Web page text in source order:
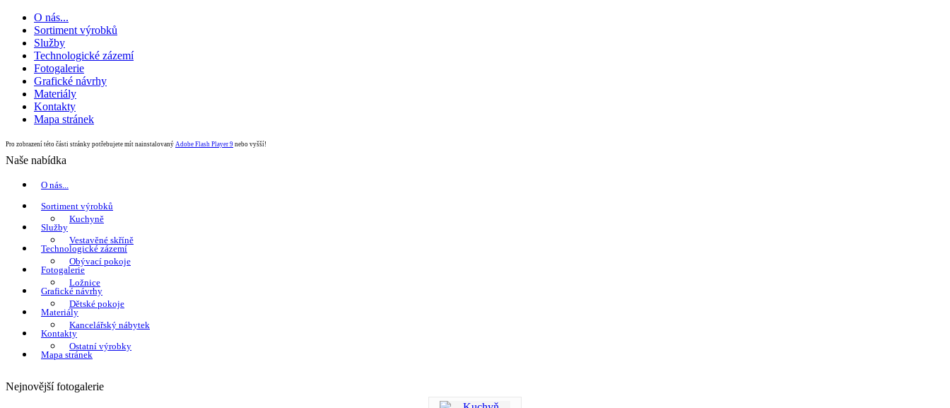
O nás...
Sortiment výrobků
Služby
Technologické zázemí
Fotogalerie
Grafické návrhy
Materiály
Kontakty
Mapa stránek
Pro zobrazení této části stránky potřebujete mít nainstalovaný Adobe Flash Player 9 nebo vyšší!
Naše nabídka
O nás...
Sortiment výrobků
Kuchyně
Vestavěné skříně
Obývací pokoje
Ložnice
Dětské pokoje
Kancelářský nábytek
Ostatní výrobky
Služby
Technologické zázemí
Fotogalerie
Grafické návrhy
Materiály
Kontakty
Mapa stránek
Nejnovější fotogalerie